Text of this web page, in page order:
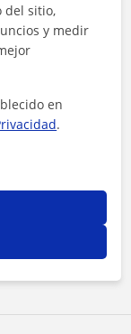
del sitio,
y medir
en
.